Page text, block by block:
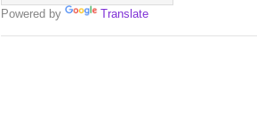
Powered by Translate